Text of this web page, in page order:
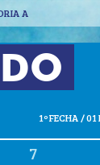
A
1º FECHA / 01
7